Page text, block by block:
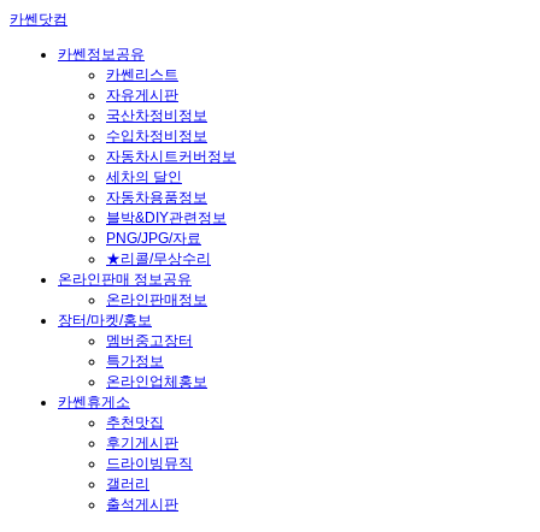
카쎈닷컴
카쎈정보공유
카쎈리스트
자유게시판
국산차정비정보
수입차정비정보
자동차시트커버정보
세차의 달인
자동차용품정보
블박&DIY관련정보
PNG/JPG/자료
★리콜/무상수리
온라인판매 정보공유
온라인판매정보
장터/마켓/홍보
멤버중고장터
특가정보
온라인업체홍보
카쎈휴게소
추천맛집
후기게시판
드라이빙뮤직
갤러리
출석게시판